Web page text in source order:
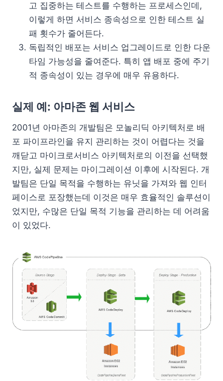
고 집중하는 테스트를 수행하는 프로세스인데,
이렇게 하면 서비스 종속성으로 인한 테스트 실
패 횟수가 줄어든다.
독립적인 배포는 서비스 업그레이드로 인한 다운
타임 가능성을 줄여준다. 특히 앱 배포 중에 주기
적 종속성이 있는 경우에 매우 유용하다.
실제 예: 아마존 웹 서비스
2001년 아마존의 개발팀은 모놀리딕 아키텍처로 배
포 파이프라인을 유지 관리하는 것이 어렵다는 것을
깨닫고 마이크로서비스 아키텍처로의 이전을 선택했
지만, 실제 문제는 마이그레이션 이후에 시작된다. 개
발팀은 단일 목적을 수행하는 유닛을 가져와 웹 인터
페이스로 포장했는데 이것은 매우 효율적인 솔루션이
었지만, 수많은 단일 목적 기능을 관리하는 데 어려움
이 있었다.